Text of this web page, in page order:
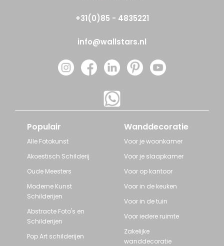
+31(0)85 - 4835221
info@wallstars.nl
Populair
Alle Fotokunst
Akoestisch Schilderij
Oude Meesters
Moderne Kunst
Schilderijen
Abstracte Foto's en
Schilderijen
Pop Art schilderijen
Wanddecoratie
Voor je woonkamer
Voor je slaapkamer
Voor op kantoor
Voor in de keuken
Voor in de tuin
Voor iedere ruimte
Zakelijke
wanddecoratie